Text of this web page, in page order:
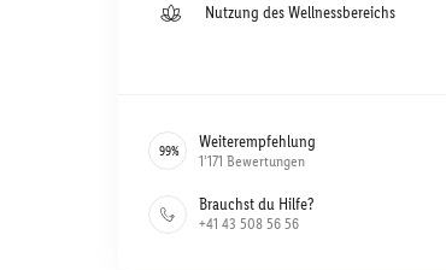
Nutzung des Wellnessbereichs
99% Weiterempfehlung
1’171 Bewertungen
Brauchst du Hilfe?
+41 43 508 56 56